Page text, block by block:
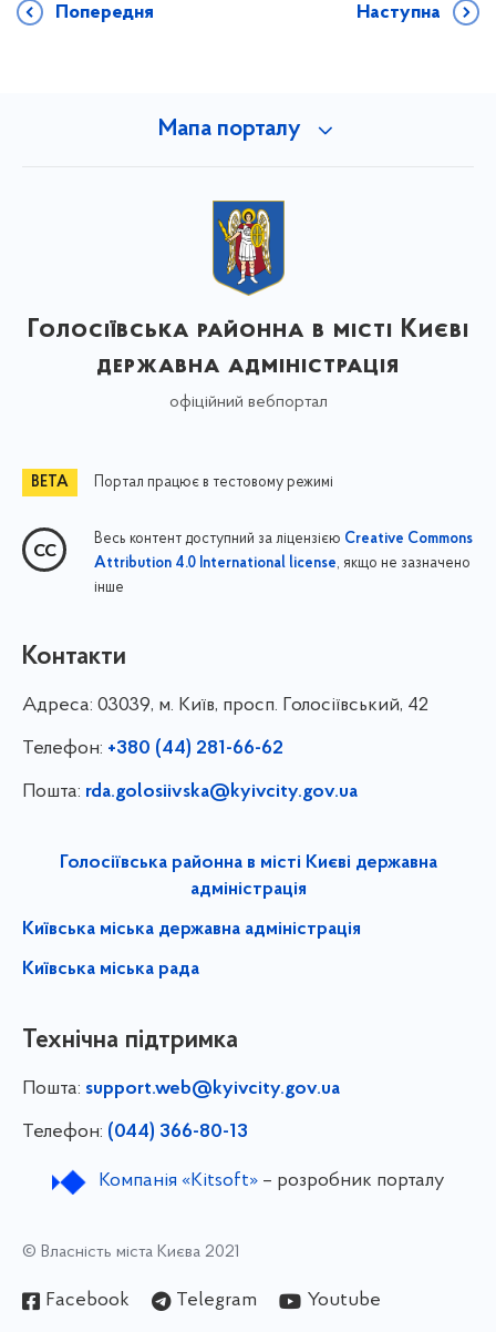
Попередня Наступна
Мапа порталу
Голосіївська районна в місті Києві
державна адміністрація
офіційний вебпортал
Портал працює в тестовому режимі
Весь контент доступний за ліцензією Creative Commons
Attribution 4.0 International license, якщо не зазначено
інше
Контакти
Адреса: 03039, м. Київ, просп. Голосіївський, 42
Телефон: +380 (44) 281-66-62
Пошта: rda.golosiivska@kyivcity.gov.ua
Голосіївська районна в місті Києві державна
адміністрація
Київська міська державна адміністрація
Київська міська рада
Технічна підтримка
Пошта: support.web@kyivcity.gov.ua
Телефон: (044) 366-80-13
Компанія «Kitsoft»– розробник порталу
© Власність міста Києва 2021
Facebook Telegram Youtube